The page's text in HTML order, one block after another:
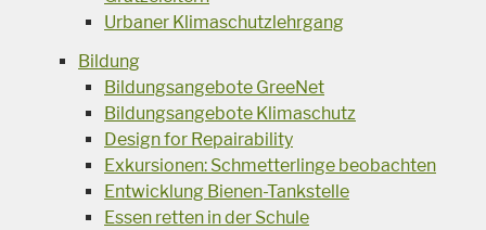
Urbaner Klimaschutzlehrgang
Bildung
Bildungsangebote GreeNet
Bildungsangebote Klimaschutz
Design for Repairability
Exkursionen: Schmetterlinge beobachten
Entwicklung Bienen-Tankstelle
Essen retten in der Schule